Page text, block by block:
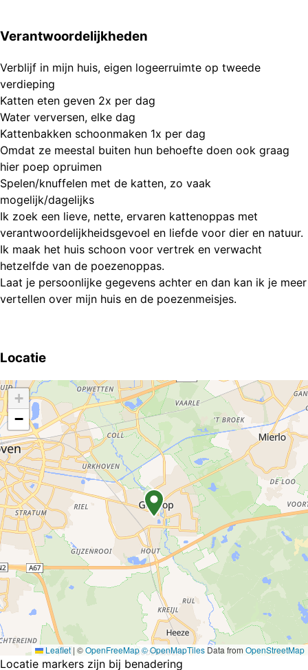
Verantwoordelijkheden
Verblijf in mijn huis, eigen logeerruimte op tweede
verdieping
Katten eten geven 2x per dag
Water verversen, elke dag
Kattenbakken schoonmaken 1x per dag
Omdat ze meestal buiten hun behoefte doen ook graag
hier poep opruimen
Spelen/knuffelen met de katten, zo vaak
mogelijk/dagelijks
Ik zoek een lieve, nette, ervaren kattenoppas met
verantwoordelijkheidsgevoel en liefde voor dier en natuur.
Ik maak het huis schoon voor vertrek en verwacht
hetzelfde van de poezenoppas.
Laat je persoonlijke gegevens achter en dan kan ik je meer
vertellen over mijn huis en de poezenmeisjes.
Locatie
+
−
Leaflet | ©OpenFreeMap© OpenMapTiles Data from OpenStreetMap
Locatie markers zijn bij benadering